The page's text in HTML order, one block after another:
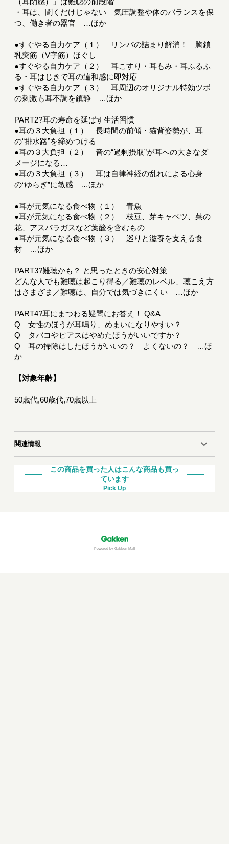
・耳は、聞くだけじゃない 気圧調整や体のバランスを保
つ、働き者の器官 …ほか
●すぐやる自力ケア（１） リンパの詰まり解消！ 胸鎖
乳突筋（V字筋）ほぐし
●すぐやる自力ケア（２） 耳こすり・耳もみ・耳ふるふ
る・耳はじきで耳の違和感に即対応
●すぐやる自力ケア（３） 耳周辺のオリジナル特効ツボ
の刺激も耳不調を鎮静 …ほか
PART2?耳の寿命を延ばす生活習慣
●耳の３大負担（１） 長時間の前傾・猫背姿勢が、耳
の“排水路”を締めつける
●耳の３大負担（２） 音の“過剰摂取”が耳への大きなダ
メージになる…
●耳の３大負担（３） 耳は自律神経の乱れによる心身
の“ゆらぎ”に敏感 …ほか
●耳が元気になる食べ物（１） 青魚
●耳が元気になる食べ物（２） 枝豆、芽キャベツ、菜の
花、アスパラガスなど葉酸を含むもの
●耳が元気になる食べ物（３） 巡りと滋養を支える食
材 …ほか
PART3?難聴かも？ と思ったときの安心対策
どんな人でも難聴は起こり得る／難聴のレベル、聴こえ方
はさまざま／難聴は、自分では気づきにくい …ほか
PART4?耳にまつわる疑問にお答え！ Q&A
Q 女性のほうが耳鳴り、めまいになりやすい？
Q タバコやピアスはやめたほうがいいですか？
Q 耳の掃除はしたほうがいいの？ よくないの？ …ほ
か
【対象年齢】
50歳代,60歳代,70歳以上
関連情報
この商品を買った人はこんな商品も買っ
ています
Pick Up
Powered by Gakken Mall